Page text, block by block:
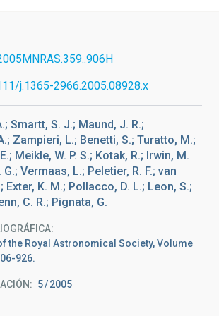
j.1365-2966.2005.08928.x
Smartt, S. J.; Maund, J. R.;
Zampieri, L.; Benetti, S.; Turatto, M.;
Meikle, W. P. S.; Kotak, R.; Irwin, M.
G.; Vermaas, L.; Peletier, R. F.; van
Exter, K. M.; Pollacco, D. L.; Leon, S.;
C. R.; Pignata, G.
the Royal Astronomical Society, Volume
926.
5 2005